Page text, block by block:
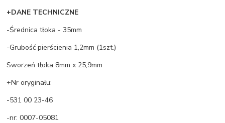
+DANE TECHNICZNE
-Średnica tłoka - 35mm
-Grubość pierścienia 1,2mm (1szt.)
Sworzeń tłoka 8mm x 25,9mm
+Nr oryginału:
-531 00 23-46
-nr: 0007-05081